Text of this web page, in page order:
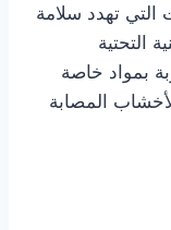
تهدد سلامة
التحتية
بمواد خاصة
المصابة